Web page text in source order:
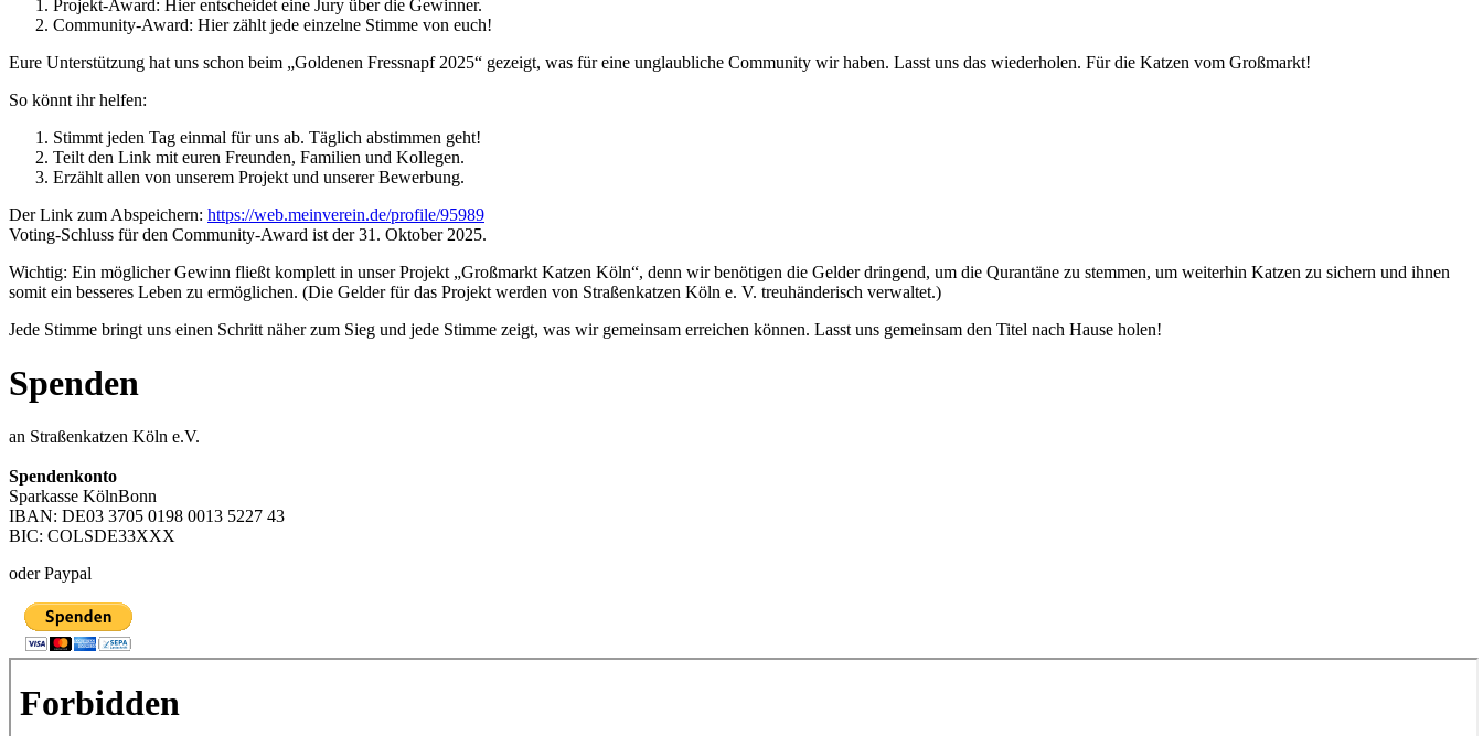
Projekt-Award: Hier entscheidet eine Jury über die Gewinner.
Community-Award: Hier zählt jede einzelne Stimme von euch!
Eure Unterstützung hat uns schon beim „Goldenen Fressnapf 2025“ gezeigt, was für eine unglaubliche Community wir haben. Lasst uns das wiederholen. Für die Katzen vom Großmarkt!
So könnt ihr helfen:
Stimmt jeden Tag einmal für uns ab. Täglich abstimmen geht!
Teilt den Link mit euren Freunden, Familien und Kollegen.
Erzählt allen von unserem Projekt und unserer Bewerbung.
Der Link zum Abspeichern: https://web.meinverein.de/profile/95989
Voting-Schluss für den Community-Award ist der 31. Oktober 2025.
Wichtig: Ein möglicher Gewinn fließt komplett in unser Projekt „Großmarkt Katzen Köln“, denn wir benötigen die Gelder dringend, um die Qurantäne zu stemmen, um weiterhin Katzen zu sichern und ihnen
somit ein besseres Leben zu ermöglichen. (Die Gelder für das Projekt werden von Straßenkatzen Köln e. V. treuhänderisch verwaltet.)
Jede Stimme bringt uns einen Schritt näher zum Sieg und jede Stimme zeigt, was wir gemeinsam erreichen können. Lasst uns gemeinsam den Titel nach Hause holen!
Spenden
an Straßenkatzen Köln e.V.
Spendenkonto
Sparkasse KölnBonn
IBAN: DE03 3705 0198 0013 5227 43
BIC: COLSDE33XXX
oder Paypal